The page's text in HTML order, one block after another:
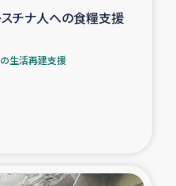
チナ人への食糧支援
生活再建支援